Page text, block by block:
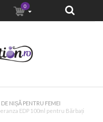
0
NIȘĂ PENTRU FEMEI
EDP 100ml pentru Bărbați